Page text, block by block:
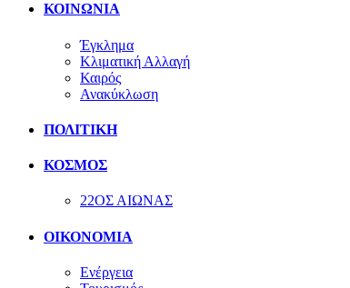
ΚΟΙΝΩΝΙΑ
Έγκλημα
Κλιματική Αλλαγή
Καιρός
Ανακύκλωση
ΠΟΛΙΤΙΚΗ
ΚΟΣΜΟΣ
22ΟΣ ΑΙΩΝΑΣ
ΟΙΚΟΝΟΜΙΑ
Ενέργεια